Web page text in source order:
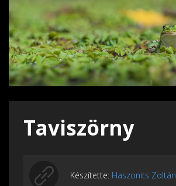
Taviszörny
Készítette: Haszonits Zoltán